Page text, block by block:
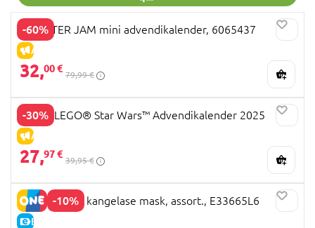
-60%
ALLAHINDLUS
MONSTER JAM mini advendikalender, 6065437
32,00 €
79,99 €
-30%
ALLAHINDLUS
75418 LEGO® Star Wars™ Advendikalender 2025
27,97 €
39,95 €
-10%
E-HIND
SPIDER-MAN kangelase mask, assort., E33665L6